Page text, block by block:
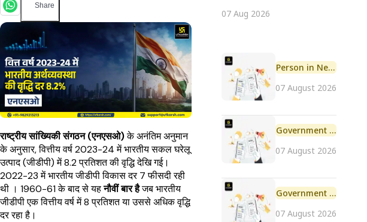
Share
राष्ट्रीय सांख्यिकी संगठन (एनएसओ)के अनंतिम अनुमान
के अनुसार, वित्तीय वर्ष 2023-24 में भारतीय सकल घरेलू
उत्पाद (जीडीपी) में 8.2 प्रतिशत की वृद्धि देखि गई।
2022-23 में भारतीय जीडीपी विकास दर 7 फीसदी रही
थी । 1960-61 के बाद से यहनौवीं बार हैजब भारतीय
जीडीपी एक वित्तीय वर्ष में 8 प्रतिशत या उससे अधिक वृद्धि
दर रहा है।
07 Aug 2026
Person in News
07 August 2026
Government Initiative
07 August 2026
Government Scheme
07 August 2026